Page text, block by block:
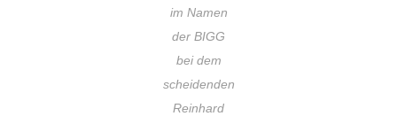
im Namen
der BIGG
bei dem
scheidenden
Reinhard